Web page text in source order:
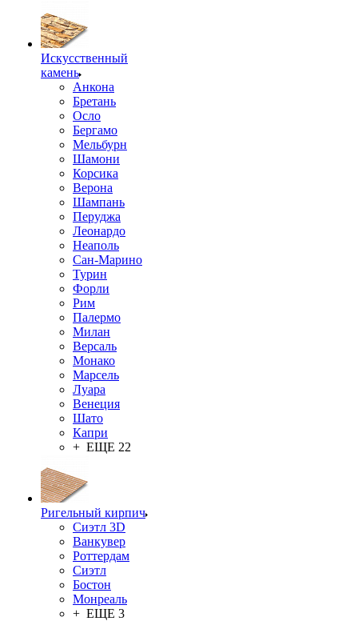
Искусственный
камень
Анкона
Бретань
Осло
Бергамо
Мельбурн
Шамони
Корсика
Верона
Шампань
Перуджа
Леонардо
Неаполь
Сан-Марино
Турин
Форли
Рим
Палермо
Милан
Версаль
Монако
Марсель
Луара
Венеция
Шато
Капри
+ ЕЩЕ 22
Ригельный кирпич
Сиэтл 3D
Ванкувер
Роттердам
Сиэтл
Бостон
Монреаль
+ ЕЩЕ 3